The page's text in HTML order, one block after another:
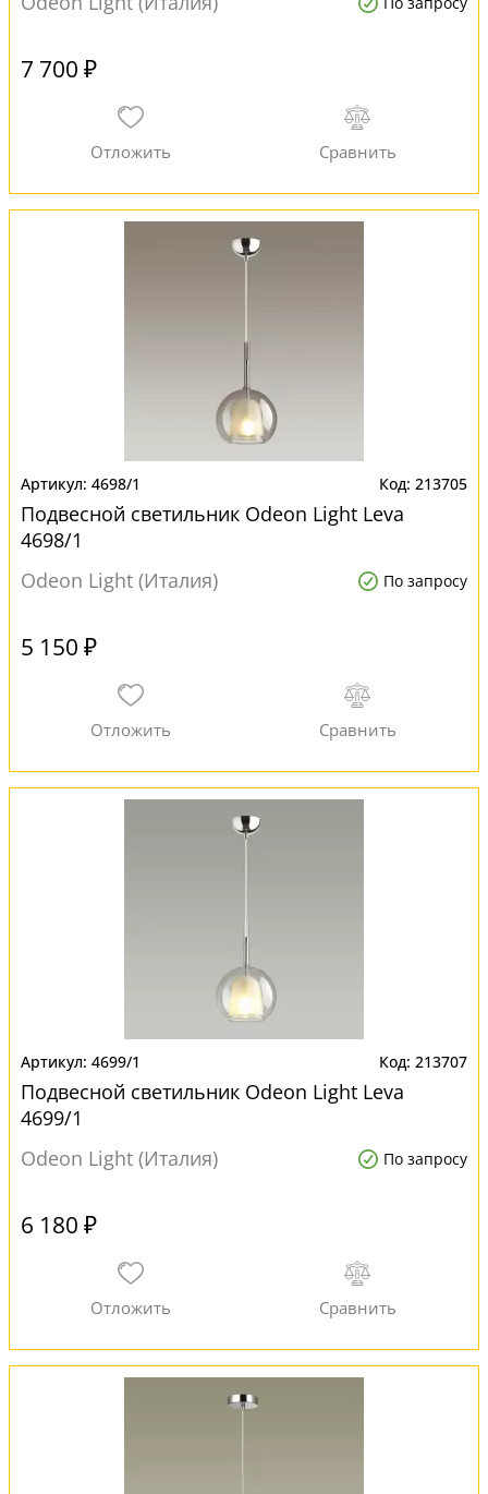
7 700 ₽
4698/1 213705
Подвесной светильник Odeon Light Leva
4698/1
Odeon Light (Италия)
По запросу
5 150 ₽
4699/1 213707
Подвесной светильник Odeon Light Leva
4699/1
Odeon Light (Италия)
По запросу
6 180 ₽